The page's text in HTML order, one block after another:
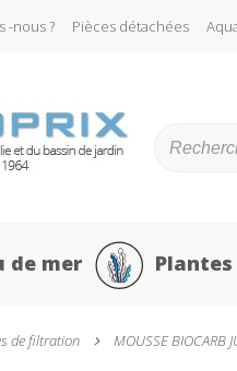
-nous ? Pièces détachées
de mer Plantes
de filtration MOUSSE BIOCARB